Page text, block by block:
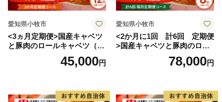
愛知県小牧市
<3ヵ月定期便>国産キャベツ
と豚肉のロールキャベツ（6P
45,000円
愛知県小牧市
<2か月に1回 計6回 定期便
>国産キャベツと豚肉のロー
ルキャベツ（4P入り）
78,000円